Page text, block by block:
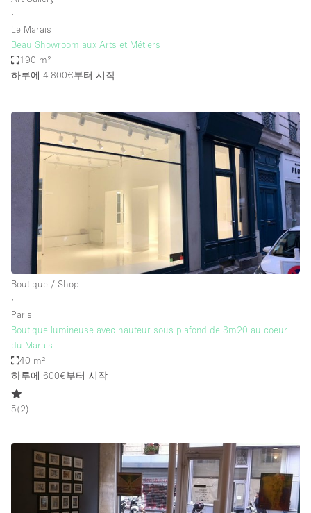
∙
Le Marais
Beau Showroom aux Arts et Métiers
190 m²
하루에 4.800€부터 시작
Boutique / Shop
∙
Paris
Boutique lumineuse avec hauteur sous plafond de 3m20 au coeur
du Marais
40 m²
하루에 600€부터 시작
5(2)